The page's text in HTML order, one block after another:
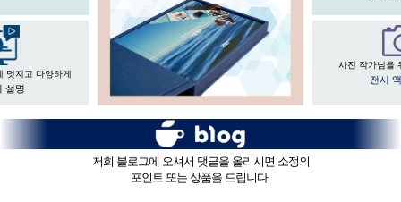
멋지고 다양하게
설명
사진 작가님을
전시
저희 블로그에 오셔서 댓글을 올리시면 소정의
포인트 또는 상품을 드립니다.